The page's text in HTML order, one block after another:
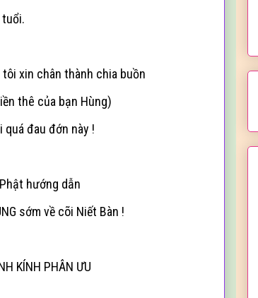
xin chân thành chia buồn
thê của bạn Hùng)
đau đớn này !
hướng dẫn
sớm về cõi Niết Bàn !
KÍNH PHÂN ƯU